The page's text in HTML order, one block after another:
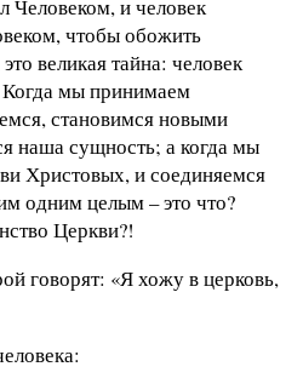
Человеком, и человек
чтобы обожить
великая тайна: человек
мы принимаем
становимся новыми
наша сущность; а когда мы
Христовых, и соединяемся
одним целым – это что?
Церкви?!
говорят: «Я хожу в церковь,